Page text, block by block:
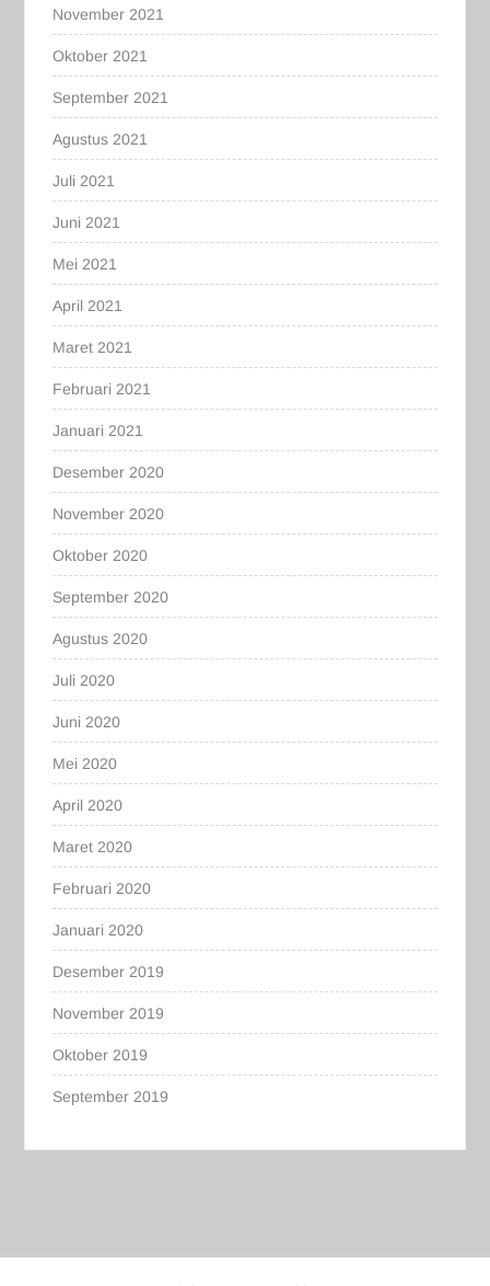
November 2021
Oktober 2021
September 2021
Agustus 2021
Juli 2021
Juni 2021
Mei 2021
April 2021
Maret 2021
Februari 2021
Januari 2021
Desember 2020
November 2020
Oktober 2020
September 2020
Agustus 2020
Juli 2020
Juni 2020
Mei 2020
April 2020
Maret 2020
Februari 2020
Januari 2020
Desember 2019
November 2019
Oktober 2019
September 2019